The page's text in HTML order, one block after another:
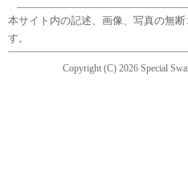
本サイト内の記述、画像、写真の無
す。
Copyright (C) 2026 Special